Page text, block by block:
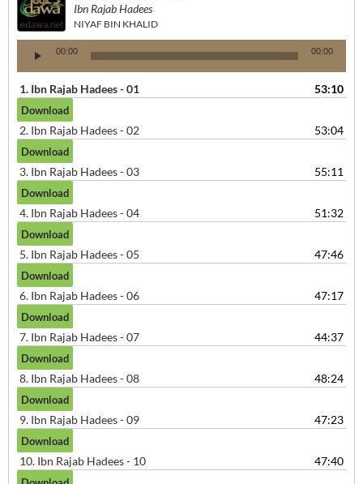
Ibn Rajab Hadees
NIYAF BIN KHALID
Player
00:00 00:00
1. Ibn Rajab Hadees - 01 53:10
2. Ibn Rajab Hadees - 02 53:04
3. Ibn Rajab Hadees - 03 55:11
4. Ibn Rajab Hadees - 04 51:32
5. Ibn Rajab Hadees - 05 47:46
6. Ibn Rajab Hadees - 06 47:17
7. Ibn Rajab Hadees - 07 44:37
8. Ibn Rajab Hadees - 08 48:24
9. Ibn Rajab Hadees - 09 47:23
10. Ibn Rajab Hadees - 10 47:40